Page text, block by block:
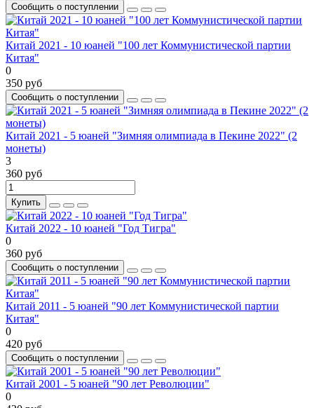
Сообщить о поступлении
Китай 2021 - 10 юаней "100 лет Коммунистической партии
Китая"
0
350 руб
Сообщить о поступлении
Китай 2021 - 5 юаней "Зимняя олимпиада в Пекине 2022" (2
монеты)
3
360 руб
Купить
Китай 2022 - 10 юаней "Год Тигра"
0
360 руб
Сообщить о поступлении
Китай 2011 - 5 юаней "90 лет Коммунистической партии
Китая"
0
420 руб
Сообщить о поступлении
Китай 2001 - 5 юаней "90 лет Революции"
0